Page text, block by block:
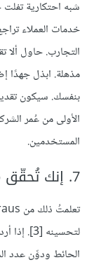
شبه احتكارية
خدمات العملاء
التجارب. حاول
مذهلة. ابذل جهدًا
بنفسك. سيكون
الأولى من عُمر
المستخدمين.
7. إنك تُحقّق ما تقيسه
لتحسينه [3] . إذا
الحائط ودوِّن عدد